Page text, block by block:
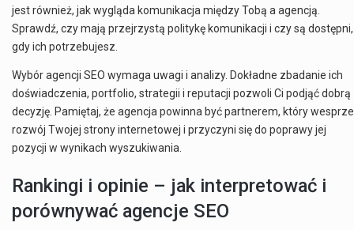
jest również, jak wygląda komunikacja między Tobą a agencją.
Sprawdź, czy mają przejrzystą politykę komunikacji i czy są dostępni,
gdy ich potrzebujesz.
Wybór agencji SEO wymaga uwagi i analizy. Dokładne zbadanie ich
doświadczenia, portfolio, strategii i reputacji pozwoli Ci podjąć dobrą
decyzję. Pamiętaj, że agencja powinna być partnerem, który wesprze
rozwój Twojej strony internetowej i przyczyni się do poprawy jej
pozycji w wynikach wyszukiwania.
Rankingi i opinie – jak interpretować i
porównywać agencje SEO